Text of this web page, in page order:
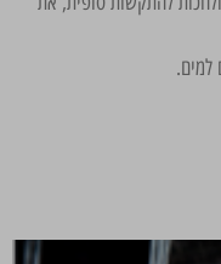
למים.